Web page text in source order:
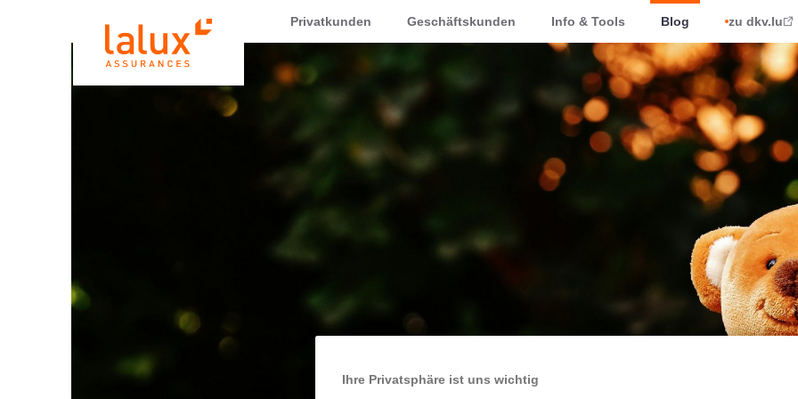
LALUX AssurancesPrivatkunden Geschäftskunden Info & Tools Blog zu dkv.lu
Ihre Privatsphäre ist uns wichtig